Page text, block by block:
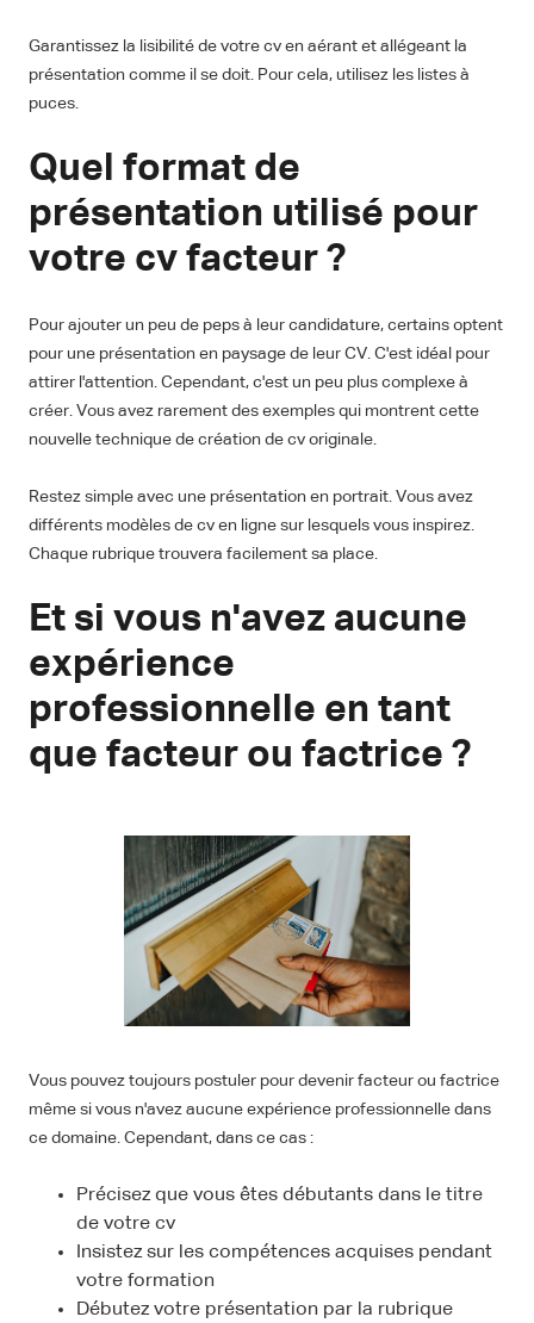
Garantissez la lisibilité de votre cv en aérant et allégeant la
présentation comme il se doit. Pour cela, utilisez les listes à
puces.
Quel format de
présentation utilisé pour
votre cv facteur ?
Pour ajouter un peu de peps à leur candidature, certains optent
pour une présentation en paysage de leur CV. C'est idéal pour
attirer l'attention. Cependant, c'est un peu plus complexe à
créer. Vous avez rarement des exemples qui montrent cette
nouvelle technique de création de cv originale.
Restez simple avec une présentation en portrait. Vous avez
différents modèles de cv en ligne sur lesquels vous inspirez.
Chaque rubrique trouvera facilement sa place.
Et si vous n'avez aucune
expérience
professionnelle en tant
que facteur ou factrice ?
Vous pouvez toujours postuler pour devenir facteur ou factrice
même si vous n'avez aucune expérience professionnelle dans
ce domaine. Cependant, dans ce cas :
Précisez que vous êtes débutants dans le titre
de votre cv
Insistez sur les compétences acquises pendant
votre formation
Débutez votre présentation par la rubrique